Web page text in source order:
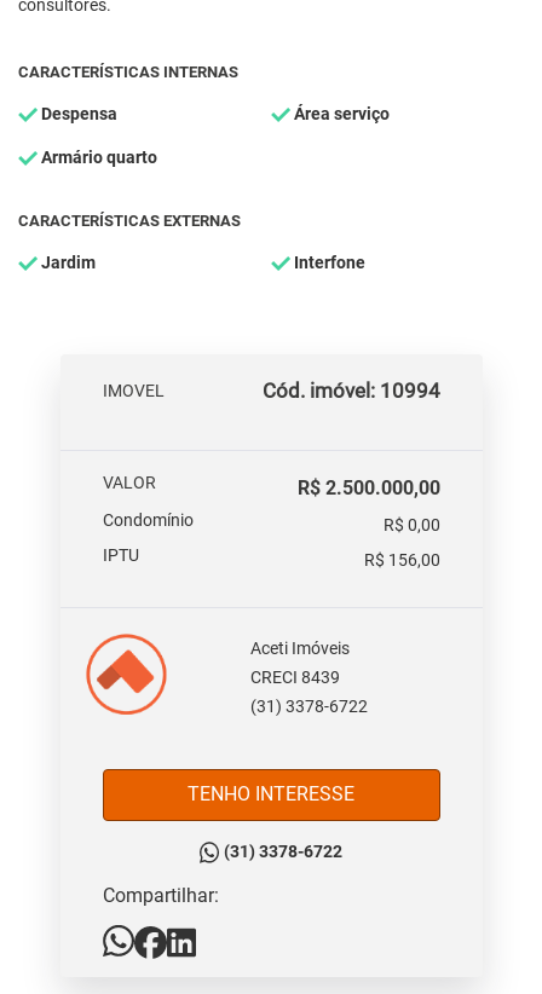
consultores.
CARACTERÍSTICAS INTERNAS
Despensa Área serviço
Armário quarto
CARACTERÍSTICAS EXTERNAS
Jardim Interfone
IMOVEL Cód. imóvel: 10994
VALOR R$ 2.500.000,00
Condomínio
R$ 0,00
IPTU
R$ 156,00
Aceti Imóveis
CRECI 8439
(31) 3378-6722
TENHO INTERESSE
(31) 3378-6722
Compartilhar: